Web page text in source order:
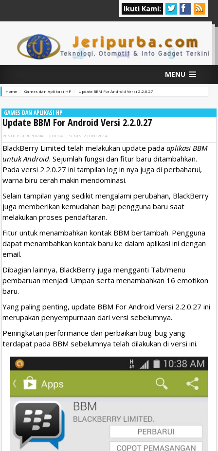
Ikuti Kami:
MENU
Home Games dan Aplikasi HP Update BBM For Android Versi 2.2.0.27
GAMES DAN APLIKASI HP
Update BBM For Android Versi 2.2.0.27
PENULIS JERI PURBA DIUPDATE SENIN, 2 JUNI 2014
BlackBerry Limited telah melakukan update pada aplikasi BBM
untuk Android. Sejumlah fungsi dan fitur baru ditambahkan.
Pada versi 2.2.0.27 ini tampilan log in nya juga di perbaharui,
warna biru cerah makin mendominasi.
Selain tampilan yang sedikit mengalami perubahan, BlackBerry
juga memberikan kemudahan bagi pengguna baru saat
melakukan proses pendaftaran.
Fitur untuk menambahkan kontak BBM bertambah. Pengguna
dapat menambahkan kontak baru ke dalam aplikasi ini dengan
email.
Dibagian lainnya, BlackBerry juga mengganti Tab/menu
pembaruan menjadi Umpan serta menambahkan 16 emotikon
baru.
Yang paling penting, update BBM For Android Versi 2.2.0.27 ini
merupakan penyempurnaan dari versi sebelumnya.
Peningkatan performance dan perbaikan bug-bug yang
terdapat pada BBM sebelumnya telah dilakukan di versi ini.